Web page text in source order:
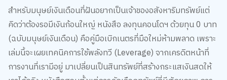
สำหรับมนุษย์เงินเดือนที่ฝันอยากเป็นเจ้าของอสังหาริมทรัพย์แต่
คิดว่าต้องรอมีเงินก้อนใหญ่ หนังสือ ลงทุนคอนโดฯ ด้วยทุน 0 บาท
(ฉบับมนุษย์เงินเดือน) คือคู่มือเบิกเนตรที่มือใหม่ห้ามพลาด เพราะ
เล่มนี้จะเผยเทคนิคการใช้พลังทวี (Leverage) จากเครดิตหน้าที่
การงานที่เรามีอยู่ มาเปลี่ยนเป็นสินทรัพย์ที่สร้างกระแสเงินสดให้